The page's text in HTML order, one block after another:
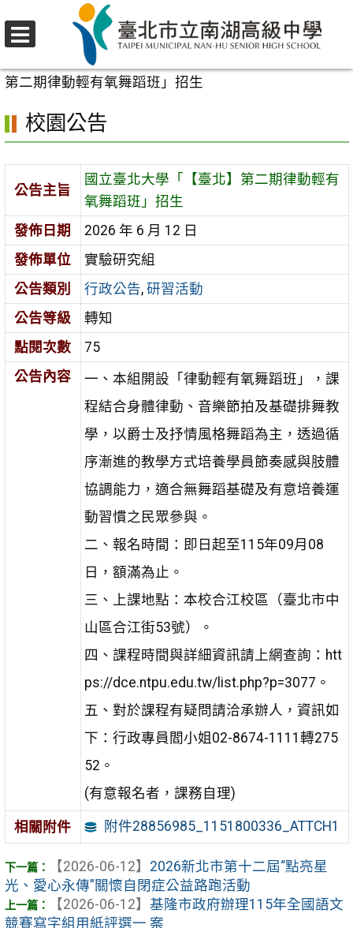
至
要
區
校園公告
第二期律動輕有氧舞蹈班」招生
校園公告
公告主旨
國立臺北大學「【臺北】第二期律動輕有
氧舞蹈班」招生
發佈日期
2026 年 6 月 12 日
發佈單位
實驗研究組
公告類別
行政公告, 研習活動
公告等級
轉知
點閱次數
75
公告內容
一、本組開設「律動輕有氧舞蹈班」，課
程結合身體律動、音樂節拍及基礎排舞教
學，以爵士及抒情風格舞蹈為主，透過循
序漸進的教學方式培養學員節奏感與肢體
協調能力，適合無舞蹈基礎及有意培養運
動習慣之民眾參與。
二、報名時間：即日起至115年09月08
日，額滿為止。
三、上課地點：本校合江校區（臺北市中
山區合江街53號）。
四、課程時間與詳細資訊請上網查詢：htt
ps://dce.ntpu.edu.tw/list.php?p=3077。
五、對於課程有疑問請洽承辦人，資訊如
下：行政專員閻小姐02-8674-1111轉275
52。
(有意報名者，課務自理)
相關附件 附件28856985_1151800336_ATTCH1
【2026-06-12】 2026新北市第十二屆“點亮星
光、愛心永傳”關懷自閉症公益路跑活動
【2026-06-12】 基隆市政府辦理115年全國語文
競賽寫字組用紙評選一 案
選
單